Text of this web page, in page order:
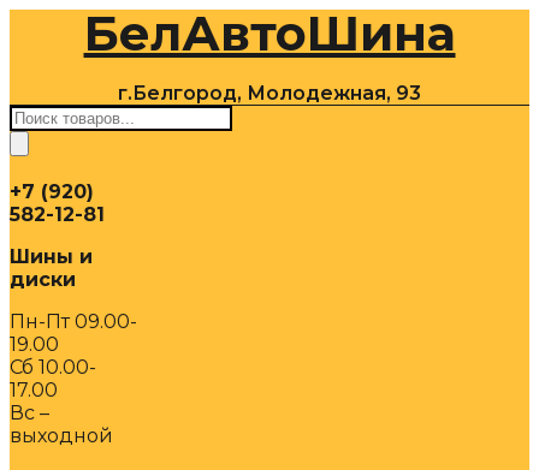
содержимомуБелАвтоШина
г.Белгород, Молодежная, 93
Поиск
товаров
+7 (920)
582-12-81
Шины и
диски
Пн-Пт 09.00-
19.00
Сб 10.00-
17.00
Вс –
выходной